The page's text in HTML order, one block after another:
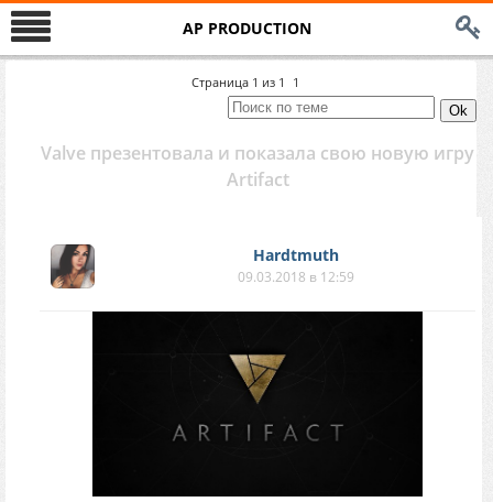
AP PRODUCTION
Страница 1 из 1 1
Valve презентовала и показала свою новую игру
Artifact
Hardtmuth
09.03.2018 в 12:59